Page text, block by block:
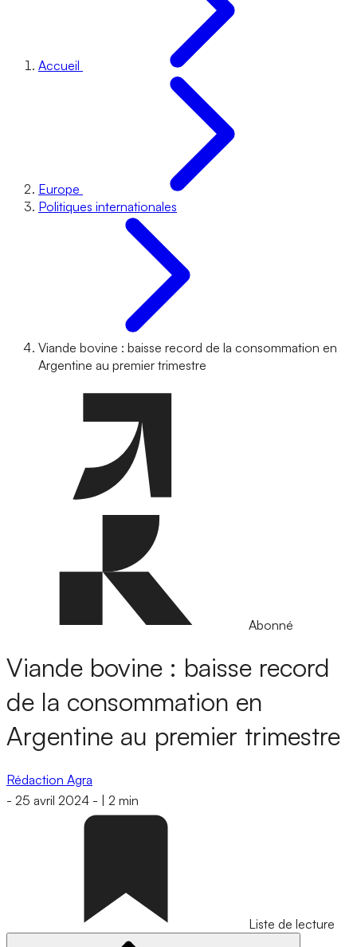
Accueil
Europe
Politiques internationales
Viande bovine : baisse record de la consommation en
Argentine au premier trimestre
Abonné
Viande bovine : baisse record
de la consommation en
Argentine au premier trimestre
Rédaction Agra
- 25 avril 2024 - 2 min
Liste de lecture